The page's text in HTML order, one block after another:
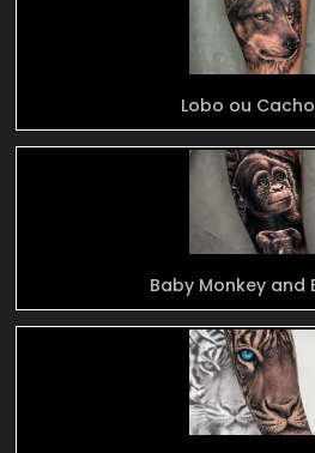
Lobo ou
Baby Monkey and